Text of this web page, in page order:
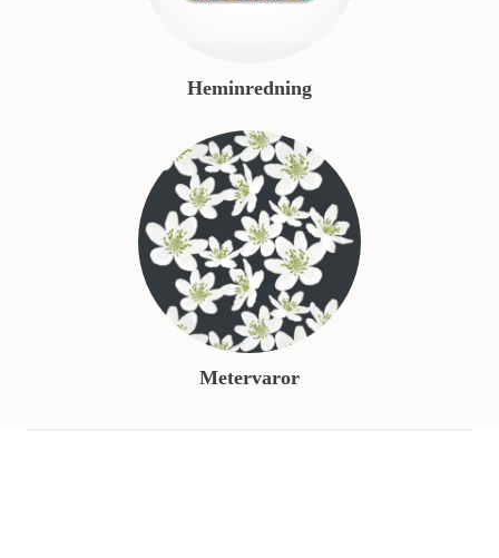
Heminredning
Metervaror